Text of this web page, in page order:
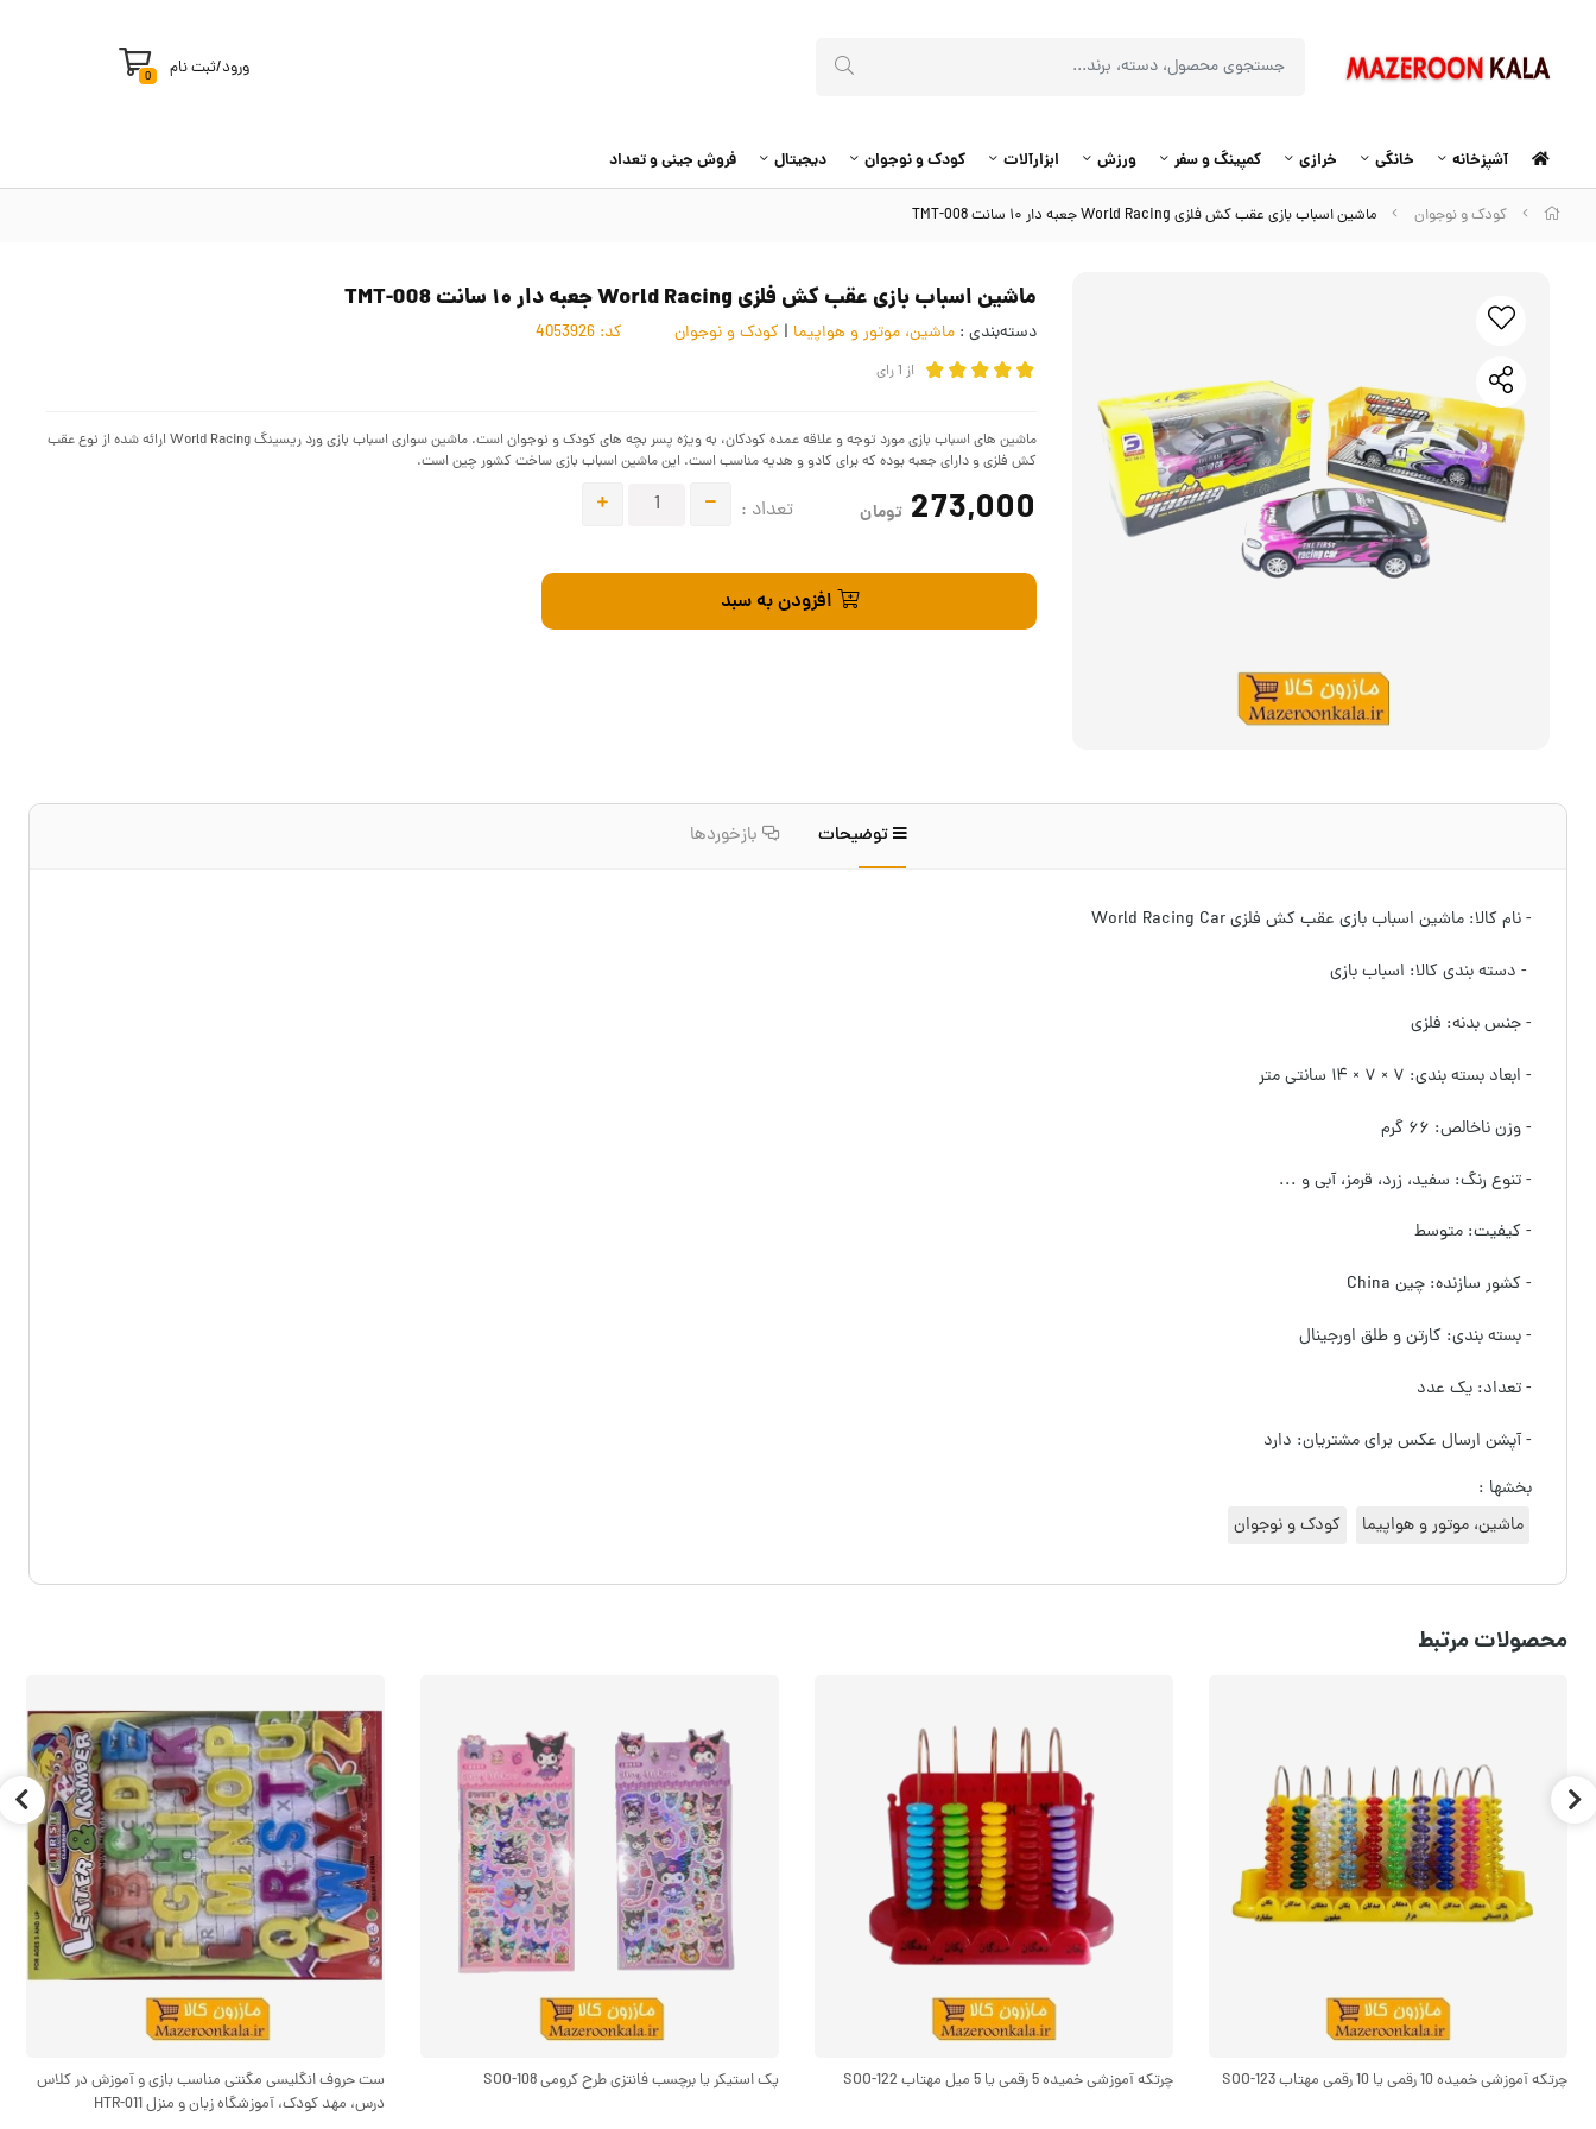
ورود/ثبت نام 0
آشپزخانه خانگی خرازی کمپینگ و سفر ورزش ابزارآلات کودک و نوجوان دیجیتال فروش جینی و تعداد
کودک و نوجوان ماشین اسباب بازی عقب کش فلزی World Racing جعبه دار ۱۰ سانت TMT-008
ماشین اسباب بازی عقب کش فلزی World Racing جعبه دار ۱۰ سانت TMT-008
دسته‌بندی : ماشین، موتور و هواپیما | کودک و نوجوان کد:
از 1رای
ماشین های اسباب بازی مورد توجه و علاقه عمده کودکان، به ویژه پسر بچه های کودک و نوجوان است. ماشین سواری اسباب بازی ورد ریسینگ World Racing ارائه شده از نوع عقب
کش فلزی و دارای جعبه بوده که برای کادو و هدیه مناسب است. این ماشین اسباب بازی ساخت کشور چین است.
273,000 تومان تعداد :
افزودن به سبد
توضیحات بازخوردها
- نام کالا: ماشین اسباب بازی عقب کش فلزی World Racing Car
- دسته بندی کالا: اسباب بازی
- جنس بدنه: فلزی
- ابعاد بسته بندی: ۷ × ۷ × ۱۴ سانتی متر
- وزن ناخالص: ۶۶ گرم
- تنوع رنگ: سفید، زرد، قرمز، آبی و ...
- کیفیت: متوسط
- کشور سازنده: چین China
- بسته بندی: کارتن و طلق اورجینال
- تعداد: یک عدد
- آپشن ارسال عکس برای مشتریان: دارد
بخشها :
ماشین، موتور و هواپیما
کودک و نوجوان
محصولات مرتبط
چرتکه آموزشی خمیده 10 رقمی یا 10 رقمی مهتاب SOO-123 چرتکه آموزشی خمیده 5 رقمی یا 5 میل مهتاب SOO-122 پک استیکر یا برچسب فانتزی طرح کرومی SOO-108
ست حروف انگلیسی مگنتی مناسب بازی و آموزش در کلاس
درس، مهد کودک، آموزشگاه زبان و منزل HTR-011